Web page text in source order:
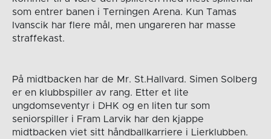
som entrer banen i Terningen Arena. Kun Tamas
Ivanscik har flere mål, men ungareren har masse
straffekast.
På midtbacken har de Mr. St.Hallvard. Simen Solberg
er en klubbspiller av rang. Etter et lite
ungdomseventyr i DHK og en liten tur som
seniorspiller i Fram Larvik har den kjappe
midtbacken viet sitt håndballkarriere i Lierklubben.